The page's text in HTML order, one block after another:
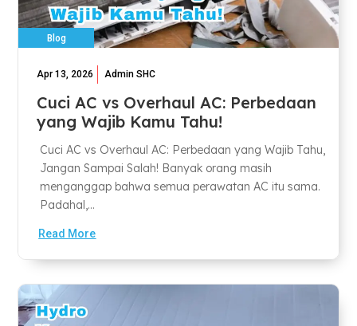
Blog
Apr 13, 2026 Admin SHC
Cuci AC vs Overhaul AC: Perbedaan
yang Wajib Kamu Tahu!
Cuci AC vs Overhaul AC: Perbedaan yang Wajib Tahu,
Jangan Sampai Salah! Banyak orang masih
menganggap bahwa semua perawatan AC itu sama.
Padahal,...
Read More